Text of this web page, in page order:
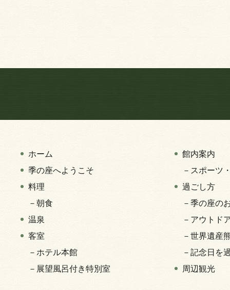
ホーム
季の座へようこそ
料理
－朝食
温泉
客室
－ホテル本館
－展望風呂付き特別室
館内案内
－スポーツ
過ごし方
－季の座の
－アウトド
－世界遺産
－記念日を
周辺観光